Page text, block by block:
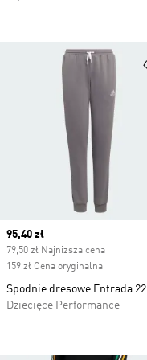
Current price
95,40 zł
79,50 zł Najniższa cena
159 zł Cena oryginalna
Spodnie dresowe Entrada 22
Dziecięce Performance